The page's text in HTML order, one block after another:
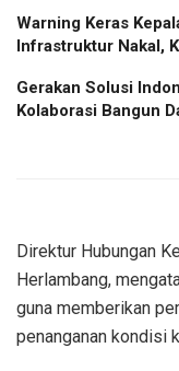
Warning Keras
Infrastruktur Nakal,
Gerakan Solusi
Kolaborasi Bangun
Direktur Hubungan
Herlambang,
guna memberikan
penanganan kondisi